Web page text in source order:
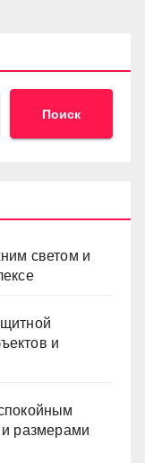
Поиск
светом и
и
размерами